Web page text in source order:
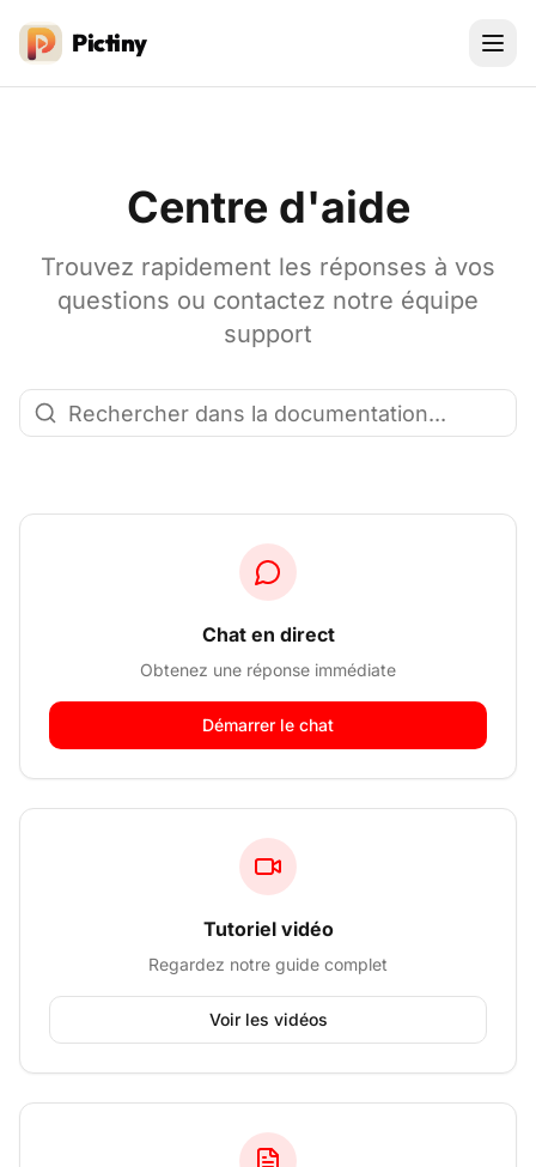
Pictiny
Centre d'aide
Trouvez rapidement les réponses à vos
questions ou contactez notre équipe
support
Chat en direct
Obtenez une réponse immédiate
Démarrer le chat
Tutoriel vidéo
Regardez notre guide complet
Voir les vidéos